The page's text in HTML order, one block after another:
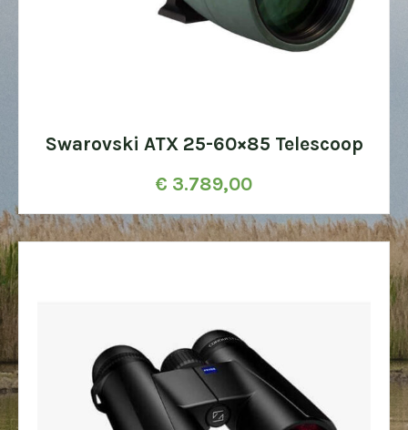
Swarovski ATX 25-60×85 Telescoop
€ 3.789,00